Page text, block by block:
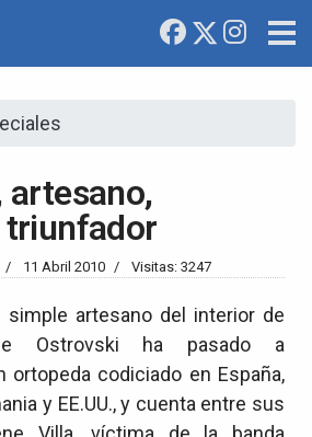
artesano,
triunfador
11 Abril 2010 Visitas: 3247
simple artesano del interior de
Ostrovski ha pasado a
ortopeda codiciado en España,
y EE.UU., y cuenta entre sus